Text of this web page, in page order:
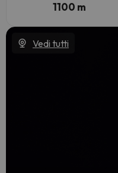
1100 m
Vedi tutti